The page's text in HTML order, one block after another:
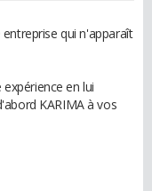
qui n'apparaît
en lui
KARIMA à vos